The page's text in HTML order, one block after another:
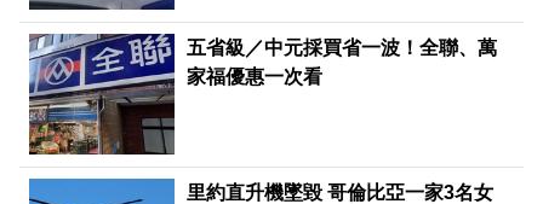
五省級／中元採買省一波！全聯、萬
家福優惠一次看
里約直升機墜毀 哥倫比亞一家3名女